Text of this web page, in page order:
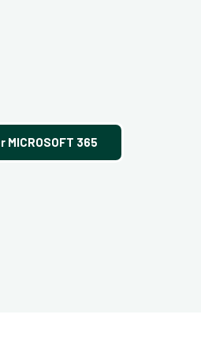
MICROSOFT 365